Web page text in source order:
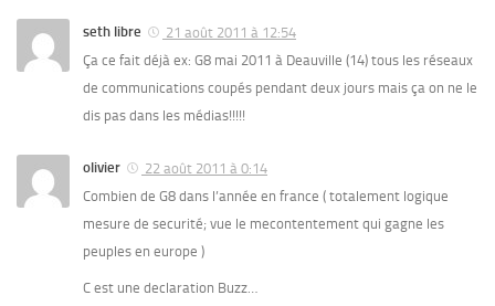
seth libre
21 août 2011 à 12:54
Ça ce fait déjà ex: G8 mai 2011 à Deauville (14) tous les réseaux
de communications coupés pendant deux jours mais ça on ne le
dis pas dans les médias!!!!!
olivier
22 août 2011 à 0:14
Combien de G8 dans l’année en france ( totalement logique
mesure de securité; vue le mecontentement qui gagne les
peuples en europe )
C est une declaration Buzz…